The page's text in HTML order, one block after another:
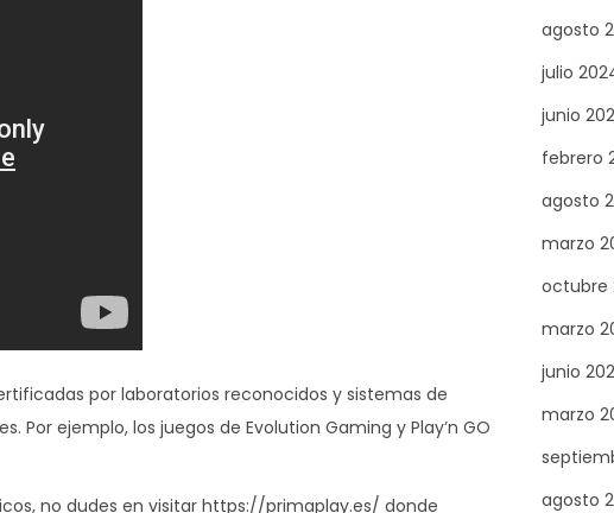
por laboratorios reconocidos y sistemas de
ejemplo, los juegos de Evolution Gaming y Play’n GO
no dudes en visitar https://primaplay.es/ donde
agosto
julio
junio
febrero
agosto
marzo
octubre
marzo
junio
marzo
agosto